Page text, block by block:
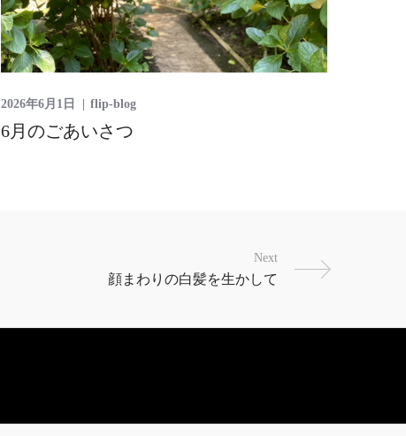
2026年6月1日 flip-blog
6月のごあいさつ
Next